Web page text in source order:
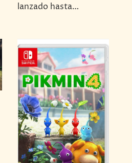
lanzado hasta…